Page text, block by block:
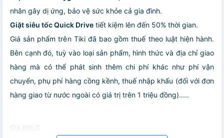
nhân gây dị ứng, bảo vệ sức khỏe cả gia đình.
Giặt siêu tốc Quick Drive tiết kiệm lên đến 50% thời gian.
Giá sản phẩm trên Tiki đã bao gồm thuế theo luật hiện hành.
Bên cạnh đó, tuỳ vào loại sản phẩm, hình thức và địa chỉ giao
hàng mà có thể phát sinh thêm chi phí khác như phí vận
chuyển, phụ phí hàng cồng kềnh, thuế nhập khẩu (đối với đơn
hàng giao từ nước ngoài có giá trị trên 1 triệu đồng).....
Giá BELG